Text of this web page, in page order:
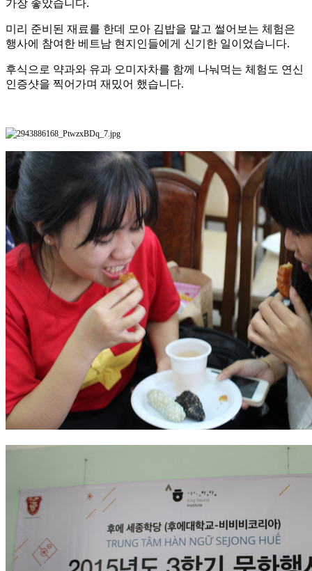
가장 좋았습니다.
미리 준비된 재료를 한데 모아 김밥을 말고 썰어보는 체험은
행사에 참여한 베트남 현지인들에게 신기한 일이었습니다.
후식으로 약과와 유과 오미자차를 함께 나눠먹는 체험도 연신
인증샷을 찍어가며 재밌어 했습니다.